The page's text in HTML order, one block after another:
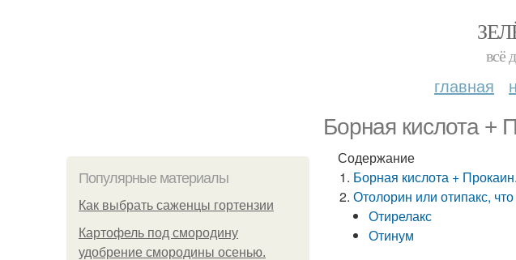
всё
главная
Борная кислота +
Популярные материалы
Как выбрать саженцы гортензии
Картофель под смородину
удобрение смородины осенью.
Содержание
Борная кислота +
Отолорин или отипакс,
Отирелакс
Отинум